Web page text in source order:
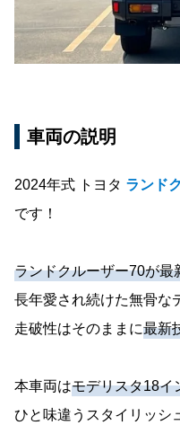
車両の説明
2024年式 トヨタ ランド
です！
ランドクルーザー70が最
長年愛され続けた無骨な
走破性はそのままに最新
本車両はモデリスタ18イ
ひと味違うスタイリッシ